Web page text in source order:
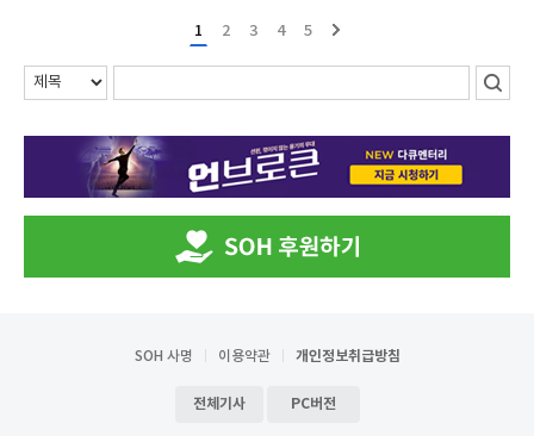
1 2 3 4 5
SOH 사명 이용약관 개인정보취급방침
전체기사 PC버전